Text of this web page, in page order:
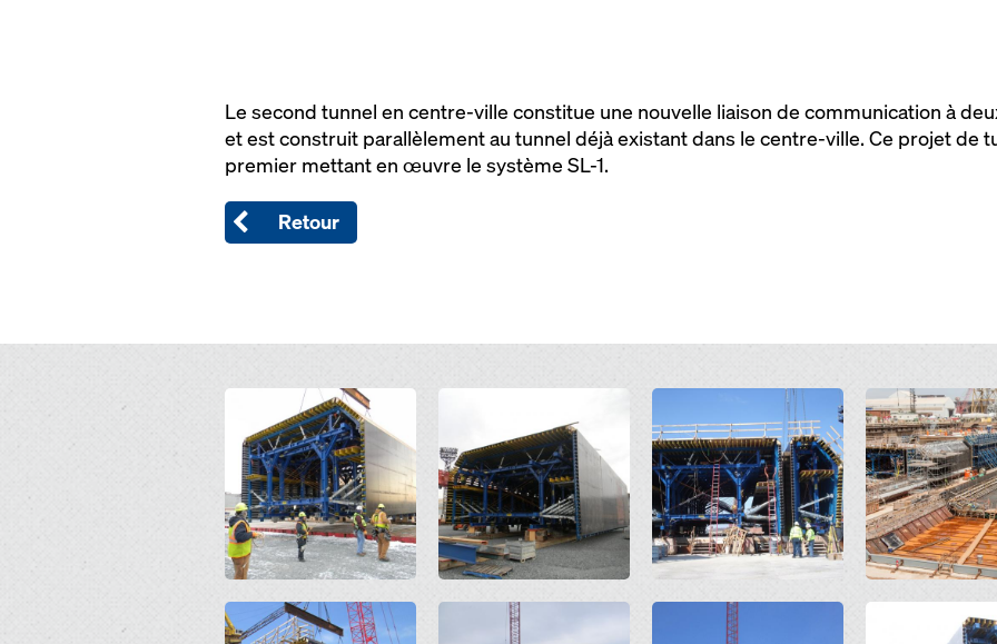
Le second tunnel en centre-ville constitue une nouvelle liaison de communication à
et est construit parallèlement au tunnel déjà existant dans le centre-ville. Ce projet de
premier mettant en œuvre le système SL-1.
Retour
Open Open
Open Open Open